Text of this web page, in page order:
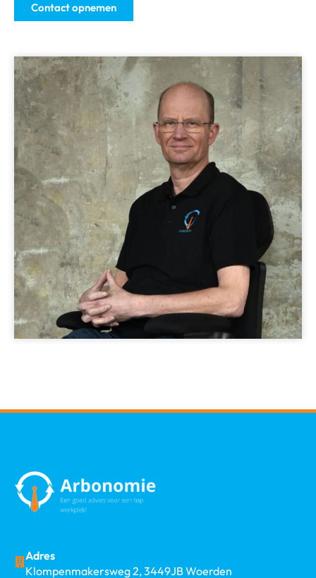
Contact opnemen
Adres
Klompenmakersweg 2, 3449JB Woerden